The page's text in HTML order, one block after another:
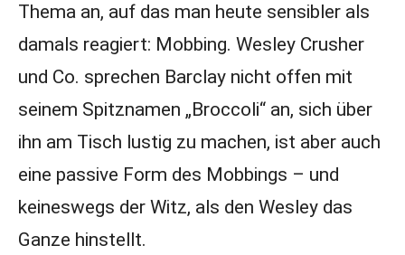
Thema an, auf das man heute sensibler als
damals reagiert: Mobbing. Wesley Crusher
und Co. sprechen Barclay nicht offen mit
seinem Spitznamen „Broccoli“ an, sich über
ihn am Tisch lustig zu machen, ist aber auch
eine passive Form des Mobbings – und
keineswegs der Witz, als den Wesley das
Ganze hinstellt.